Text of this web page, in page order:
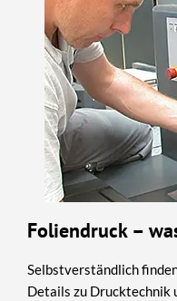
Foliendruck –
Selbstverständlich
Details zu Drucktechnik